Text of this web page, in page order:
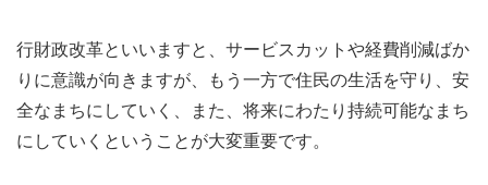
行財政改革といいますと、サービスカットや経費削減ばか
りに意識が向きますが、もう一方で住民の生活を守り、安
全なまちにしていく、また、将来にわたり持続可能なまち
にしていくということが大変重要です。